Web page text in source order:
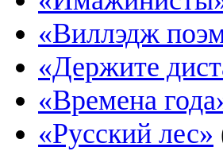
«Виллэдж
«Держите
«Времена
«Русский лес»